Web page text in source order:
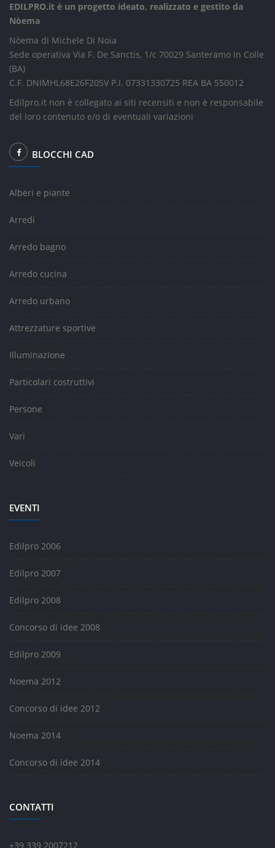
EDILPRO.it è un progetto ideato, realizzato e gestito da
Nòema
Nòema di Michele Di Noia
Sede operativa Via F. De Sanctis, 1/c 70029 Santeramo in Colle
(BA)
C.F. DNIMHL68E26F205V P.I. 07331330725 REA BA 550012
Edilpro.it non è collegato ai siti recensiti e non è responsabile
del loro contenuto e/o di eventuali variazioni
BLOCCHI CAD
Alberi e piante
Arredi
Arredo bagno
Arredo cucina
Arredo urbano
Attrezzature sportive
Illuminazione
Particolari costruttivi
Persone
Vari
Veicoli
EVENTI
Edilpro 2006
Edilpro 2007
Edilpro 2008
Concorso di idee 2008
Edilpro 2009
Noema 2012
Concorso di idee 2012
Noema 2014
Concorso di idee 2014
CONTATTI
+39 339 2007212